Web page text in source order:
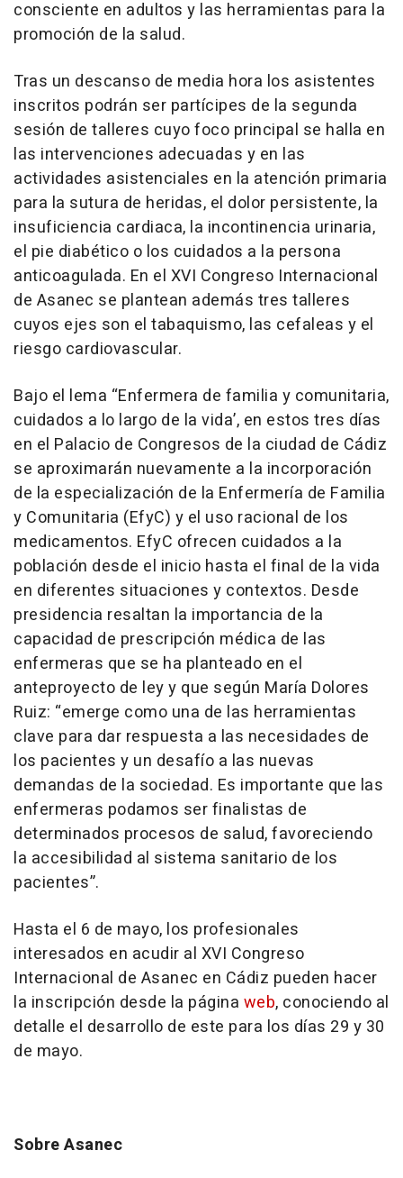
consciente en adultos y las herramientas para la
promoción de la salud.
Tras un descanso de media hora los asistentes
inscritos podrán ser partícipes de la segunda
sesión de talleres cuyo foco principal se halla en
las intervenciones adecuadas y en las
actividades asistenciales en la atención primaria
para la sutura de heridas, el dolor persistente, la
insuficiencia cardiaca, la incontinencia urinaria,
el pie diabético o los cuidados a la persona
anticoagulada. En el XVI Congreso Internacional
de Asanec se plantean además tres talleres
cuyos ejes son el tabaquismo, las cefaleas y el
riesgo cardiovascular.
Bajo el lema “Enfermera de familia y comunitaria,
cuidados a lo largo de la vida’, en estos tres días
en el Palacio de Congresos de la ciudad de Cádiz
se aproximarán nuevamente a la incorporación
de la especialización de la Enfermería de Familia
y Comunitaria (EfyC) y el uso racional de los
medicamentos. EfyC ofrecen cuidados a la
población desde el inicio hasta el final de la vida
en diferentes situaciones y contextos. Desde
presidencia resaltan la importancia de la
capacidad de prescripción médica de las
enfermeras que se ha planteado en el
anteproyecto de ley y que según María Dolores
Ruiz: “emerge como una de las herramientas
clave para dar respuesta a las necesidades de
los pacientes y un desafío a las nuevas
demandas de la sociedad. Es importante que las
enfermeras podamos ser finalistas de
determinados procesos de salud, favoreciendo
la accesibilidad al sistema sanitario de los
pacientes”.
Hasta el 6 de mayo, los profesionales
interesados en acudir al XVI Congreso
Internacional de Asanec en Cádiz pueden hacer
la inscripción desde la página web, conociendo al
detalle el desarrollo de este para los días 29 y 30
de mayo.
Sobre Asanec